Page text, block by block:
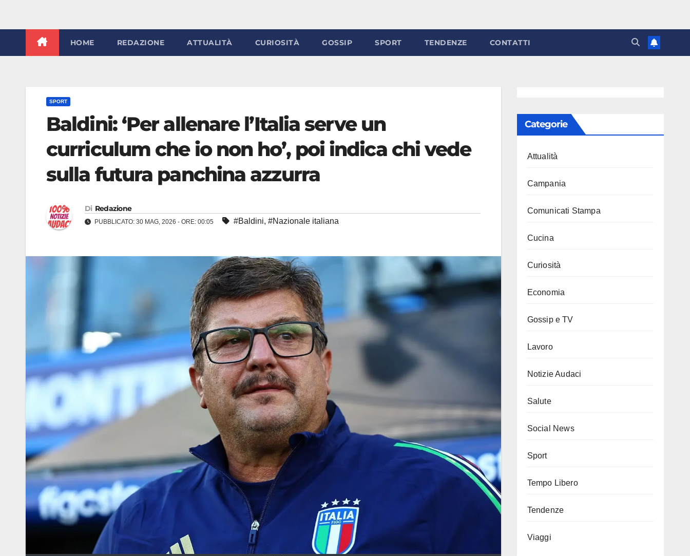
HOME REDAZIONE ATTUALITÀ CURIOSITÀ GOSSIP SPORT TENDENZE CONTATTI
SPORT
Baldini: ‘Per allenare l’Italia serve un
curriculum che io non ho’, poi indica chi vede
sulla futura panchina azzurra
Di Redazione
PUBBLICATO: 30 MAG, 2026 - ORE: 00:05 #Baldini, #Nazionale italiana
Categorie
Attualità
Campania
Comunicati Stampa
Cucina
Curiosità
Economia
Gossip e TV
Lavoro
Notizie Audaci
Salute
Social News
Sport
Tempo Libero
Tendenze
Viaggi